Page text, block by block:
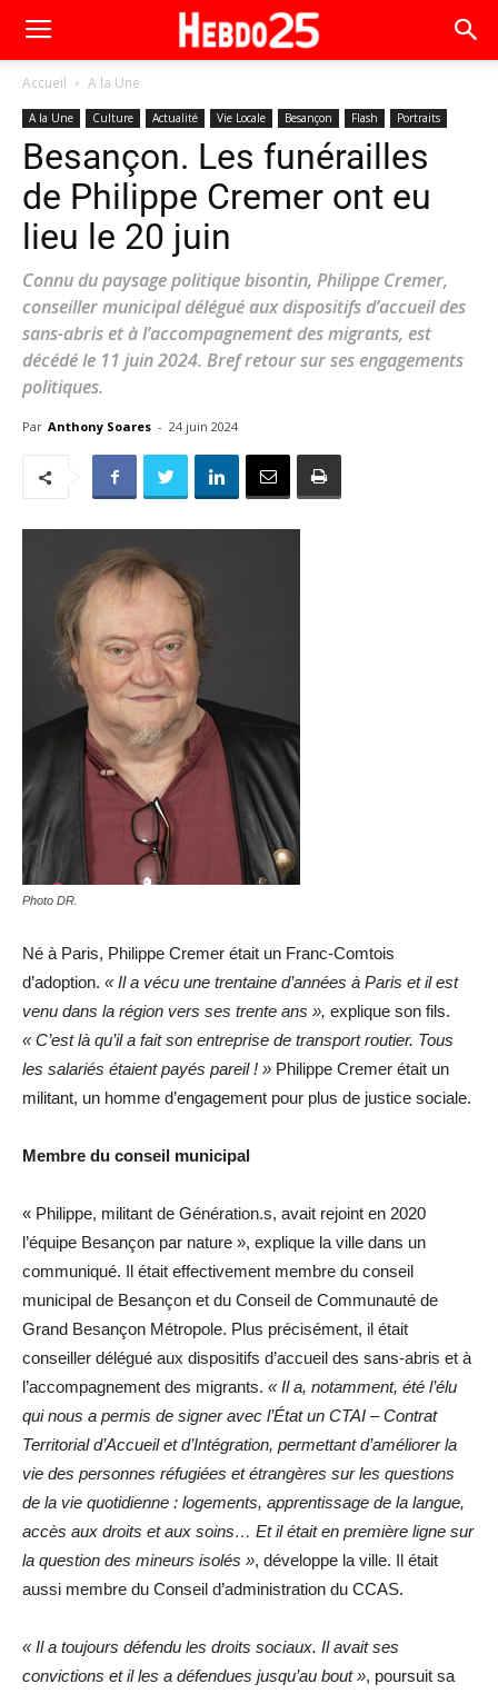
Accueil A la Une
A la Une Culture Actualité Vie Locale Besançon Flash Portraits
Besançon. Les funérailles
de Philippe Cremer ont eu
lieu le 20 juin
Connu du paysage politique bisontin, Philippe Cremer,
conseiller municipal délégué aux dispositifs d’accueil des
sans-abris et à l’accompagnement des migrants, est
décédé le 11 juin 2024. Bref retour sur ses engagements
politiques.
Par Anthony Soares - 24 juin 2024
Photo DR.
Né à Paris, Philippe Cremer était un Franc-Comtois
d’adoption. « Il a vécu une trentaine d’années à Paris et il est
venu dans la région vers ses trente ans », explique son fils.
« C’est là qu’il a fait son entreprise de transport routier. Tous
les salariés étaient payés pareil ! » Philippe Cremer était un
militant, un homme d’engagement pour plus de justice sociale.
Membre du conseil municipal
« Philippe, militant de Génération.s, avait rejoint en 2020
l’équipe Besançon par nature », explique la ville dans un
communiqué. Il était effectivement membre du conseil
municipal de Besançon et du Conseil de Communauté de
Grand Besançon Métropole. Plus précisément, il était
conseiller délégué aux dispositifs d’accueil des sans-abris et à
l’accompagnement des migrants. « Il a, notamment, été l’élu
qui nous a permis de signer avec l’État un CTAI – Contrat
Territorial d’Accueil et d’Intégration, permettant d’améliorer la
vie des personnes réfugiées et étrangères sur les questions
de la vie quotidienne : logements, apprentissage de la langue,
accès aux droits et aux soins… Et il était en première ligne sur
la question des mineurs isolés », développe la ville. Il était
aussi membre du Conseil d’administration du CCAS.
« Il a toujours défendu les droits sociaux. Il avait ses
convictions et il les a défendues jusqu’au bout », poursuit sa